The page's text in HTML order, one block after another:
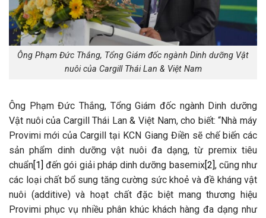
Ông Phạm Đức Thắng, Tổng Giám đốc ngành Dinh dưỡng Vật
nuôi của Cargill Thái Lan & Việt Nam
Ông Phạm Đức Thắng, Tổng Giám đốc ngành Dinh dưỡng
Vật nuôi của Cargill Thái Lan & Việt Nam, cho biết: “Nhà máy
Provimi mới của Cargill tại KCN Giang Điền sẽ chế biến các
sản phẩm dinh dưỡng vật nuôi đa dạng, từ premix tiêu
chuẩn[1] đến gói giải pháp dinh dưỡng basemix[2], cũng như
các loại chất bổ sung tăng cường sức khoẻ và đề kháng vật
nuôi (additive) và hoạt chất đặc biệt mang thương hiệu
Provimi phục vụ nhiều phân khúc khách hàng đa dạng như